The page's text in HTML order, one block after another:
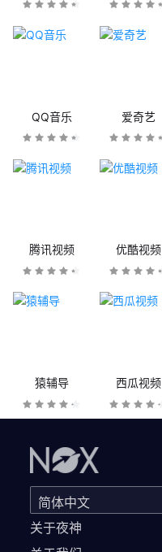
QQ音乐 爱奇艺
腾讯视频 优酷视频
猿辅导 西瓜视频
关于夜神